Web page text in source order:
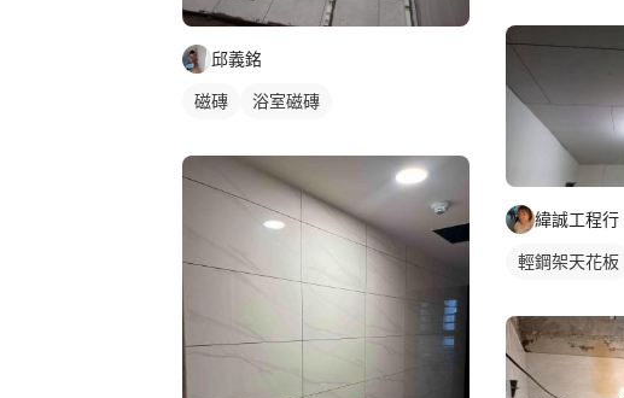
邱義銘
磁磚 浴室磁磚
輕鋼架天花板